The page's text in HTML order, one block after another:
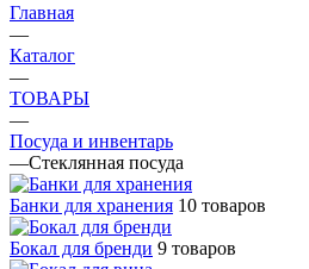
Главная
—
Каталог
—
ТОВАРЫ
—
Посуда и инвентарь
—Стеклянная посуда
Банки для хранения 10 товаров
Бокал для бренди 9 товаров